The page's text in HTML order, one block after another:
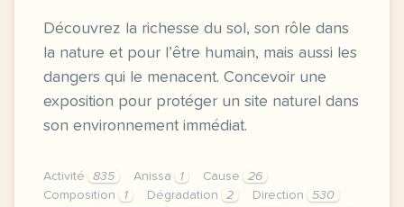
Découvrez la richesse du sol, son rôle dans
la nature et pour l’être humain, mais aussi les
dangers qui le menacent. Concevoir une
exposition pour protéger un site naturel dans
son environnement immédiat.
Activité 835 Anissa 1 Cause
26
Composition
1 Dégradation 2 Direction
530